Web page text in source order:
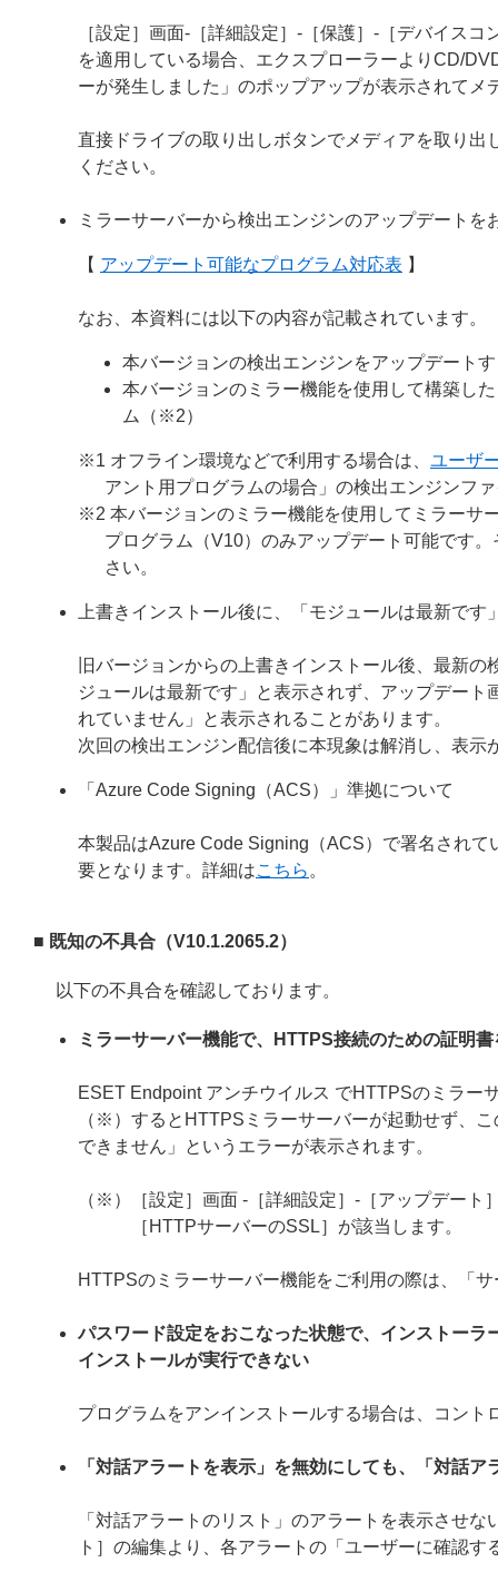
［設定］画面-［詳細設定］-［保護］-［デバイス
を適用している場合、エクスプローラーよりCD/
ーが発生しました」のポップアップが表示されてメ
直接ドライブの取り出しボタンでメディアを取り
ください。
ミラーサーバーから検出エンジンのアップデート
【 アップデート可能なプログラム対応表 】
なお、本資料には以下の内容が記載されています。
本バージョンの検出エンジンをアップデート
本バージョンのミラー機能を使用して構築し
ム（※2）
※1 オフライン環境などで利用する場合は、 ユーザ
アント用プログラムの場合」の検出エンジンフ
※2 本バージョンのミラー機能を使用してミラーサ
プログラム（V10）のみアップデート可能です
さい。
上書きインストール後に、「モジュールは最新です
旧バージョンからの上書きインストール後、最新
ジュールは最新です」と表示されず、アップデー
れていません」と表示されることがあります。
次回の検出エンジン配信後に本現象は解消し、表示
「Azure Code Signing（ACS）」準拠について
本製品はAzure Code Signing（ACS）で署名され
要となります。詳細はこちら 。
■ 既知の不具合（V10.1.2065.2）
以下の不具合を確認しております。
ミラーサーバー機能で、HTTPS接続のための証明
ESET Endpoint アンチウイルス でHTTPSのミラー
（※）するとHTTPSミラーサーバーが起動せず、
できません」というエラーが表示されます。
（※）［設定］画面 -［詳細設定］-［アップデー
［HTTPサーバーのSSL］が該当します。
HTTPSのミラーサーバー機能をご利用の際は、「
パスワード設定をおこなった状態で、インストー
インストールが実行できない
プログラムをアンインストールする場合は、コン
「対話アラートを表示」を無効にしても、「対話
「対話アラートのリスト」のアラートを表示させ
ト］の編集より、各アラートの「ユーザーに確認